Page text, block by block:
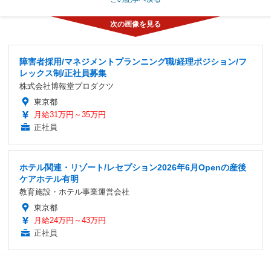
障害者採用/マネジメントプランニング職/経理ポジション/フ
レックス制/正社員募集
株式会社博報堂プロダクツ
東京都
月給31万円～35万円
正社員
ホテル関連・リゾート/レセプション2026年6月Openの産後
ケアホテル有明
教育施設・ホテル事業運営会社
東京都
月給24万円～43万円
正社員